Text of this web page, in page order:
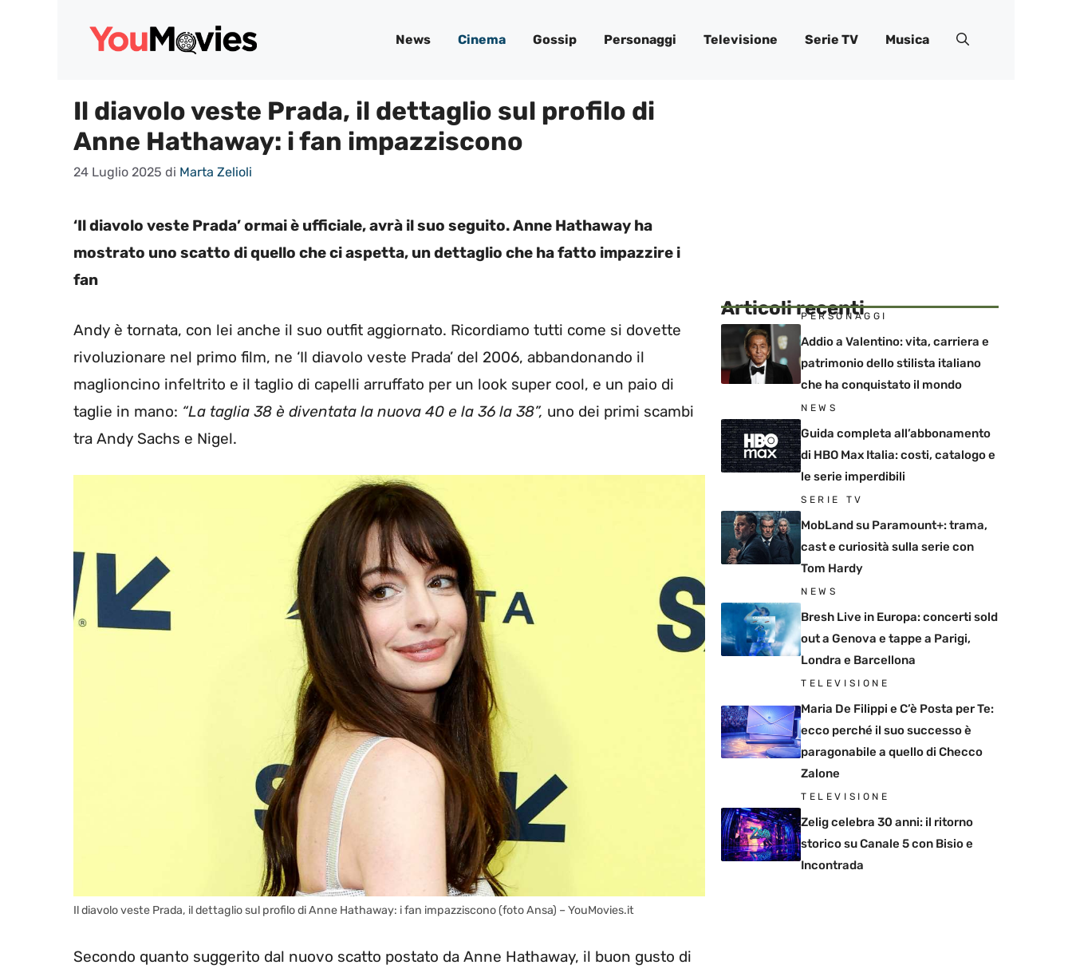
News Cinema Gossip Personaggi Televisione Serie TV Musica
Il diavolo veste Prada, il dettaglio sul profilo di
Anne Hathaway: i fan impazziscono
24 Luglio 2025 di Marta Zelioli
‘Il diavolo veste Prada’ ormai è ufficiale, avrà il suo seguito. Anne Hathaway ha
mostrato uno scatto di quello che ci aspetta, un dettaglio che ha fatto impazzire i
fan
Andy è tornata, con lei anche il suo outfit aggiornato. Ricordiamo tutti come si dovette
rivoluzionare nel primo film, ne ‘Il diavolo veste Prada’ del 2006, abbandonando il
maglioncino infeltrito e il taglio di capelli arruffato per un look super cool, e un paio di
taglie in mano: “La taglia 38 è diventata la nuova 40 e la 36 la 38”, uno dei primi scambi
tra Andy Sachs e Nigel.
Il diavolo veste Prada, il dettaglio sul profilo di Anne Hathaway: i fan impazziscono (foto Ansa) – YouMovies.it
Secondo quanto suggerito dal nuovo scatto postato da Anne Hathaway, il buon gusto di
Articoli recenti
PERSONAGGI
Addio a Valentino: vita, carriera e
patrimonio dello stilista italiano
che ha conquistato il mondo
NEWS
Guida completa all’abbonamento
di HBO Max Italia: costi, catalogo e
le serie imperdibili
SERIE TV
MobLand su Paramount+: trama,
cast e curiosità sulla serie con
Tom Hardy
NEWS
Bresh Live in Europa: concerti sold
out a Genova e tappe a Parigi,
Londra e Barcellona
TELEVISIONE
Maria De Filippi e C’è Posta per Te:
ecco perché il suo successo è
paragonabile a quello di Checco
Zalone
TELEVISIONE
Zelig celebra 30 anni: il ritorno
storico su Canale 5 con Bisio e
Incontrada